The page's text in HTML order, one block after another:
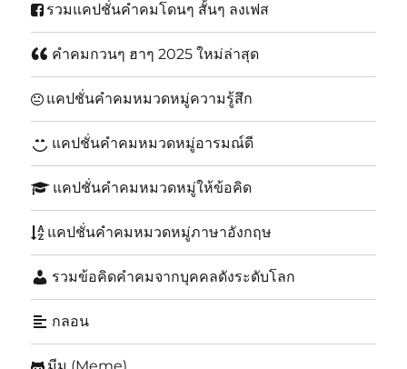
รวมแคปชั่นคำคมโดนๆ สั้นๆ ลงเฟส
คำคมกวนๆ ฮาๆ 2025 ใหม่ล่าสุด
แคปชั่นคำคมหมวดหมู่ความรู้สึก
แคปชั่นคำคมหมวดหมู่อารมณ์ดี
แคปชั่นคำคมหมวดหมู่ให้ข้อคิด
แคปชั่นคำคมหมวดหมู่ภาษาอังกฤษ
รวมข้อคิดคำคมจากบุคคลดังระดับโลก
กลอน